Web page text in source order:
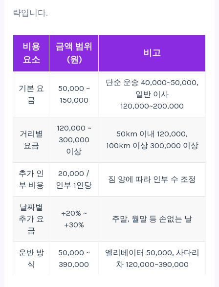
략입니다.
비용
요소
금액 범위
(원)
비고
기본 요
금
50,000 ~
150,000
단순 운송 40,000~50,000,
일반 이사
120,000~200,000
거리별
요금
120,000 ~
300,000
이상
50km 이내 120,000,
100km 이상 300,000 이상
추가 인
부 비용
20,000 /
인부 1인당
짐 양에 따라 인부 수 조정
날짜별
추가 요
금
+20% ~
+30%
주말, 월말 등 손없는 날
운반 방
식
50,000 ~
390,000
엘리베이터 50,000, 사다리
차 120,000~390,000